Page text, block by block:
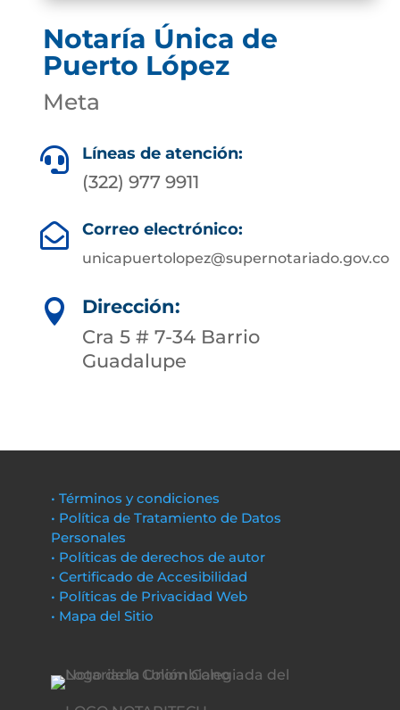
Notaría Única de
Puerto López
Meta
 Líneas de atención:
(322) 977 9911
 Correo electrónico:
unicapuertolopez@supernotariado.gov.co

Dirección:
Cra 5 # 7-34 Barrio
Guadalupe
• Términos y condiciones
• Política de Tratamiento de Datos
Personales
• Políticas de derechos de autor
• Certificado de Accesibilidad
• Políticas de Privacidad Web
• Mapa del Sitio